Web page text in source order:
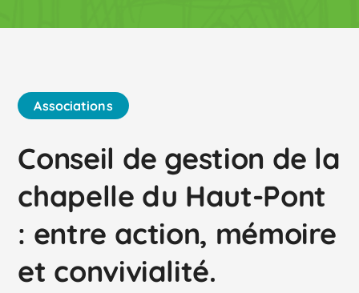
Associations
Conseil de gestion de la
chapelle du Haut-Pont
: entre action, mémoire
et convivialité.